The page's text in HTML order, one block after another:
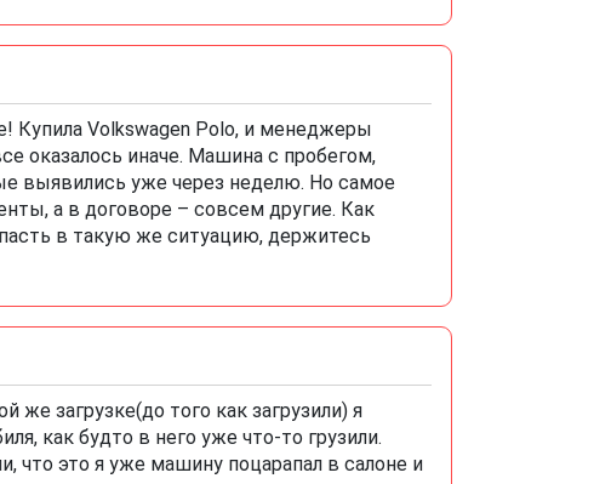
Купила Volkswagen Polo, и менеджеры
оказалось иначе. Машина с пробегом,
выявились уже через неделю. Но самое
а в договоре – совсем другие. Как
в такую же ситуацию, держитесь
же загрузке(до того как загрузили) я
как будто в него уже что-то грузили.
что это я уже машину поцарапал в салоне и